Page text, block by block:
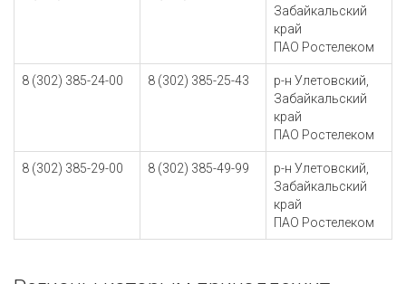
Забайкальский
край
ПАО Ростелеком
8 (302) 385-24-00 8 (302) 385-25-43
р-н Улетовский,
Забайкальский
край
ПАО Ростелеком
8 (302) 385-29-00 8 (302) 385-49-99
р-н Улетовский,
Забайкальский
край
ПАО Ростелеком